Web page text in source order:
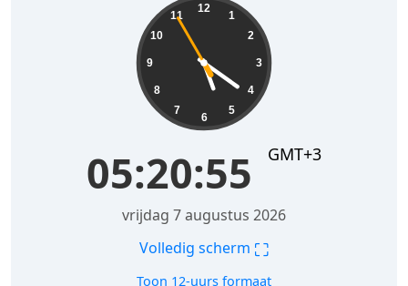
12
1
2
3
4
5
6
7
8
9
10
11
05:20:56 GMT+3
vrijdag 7 augustus 2026
Volledig scherm ⛶
Toon 12-uurs formaat